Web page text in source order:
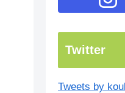
Twitter
Tweets by